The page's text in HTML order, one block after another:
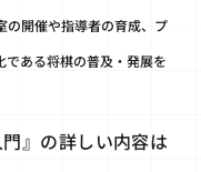
の開催や指導者の育成、プ
である将棋の普及・発展を
』の詳しい内容は